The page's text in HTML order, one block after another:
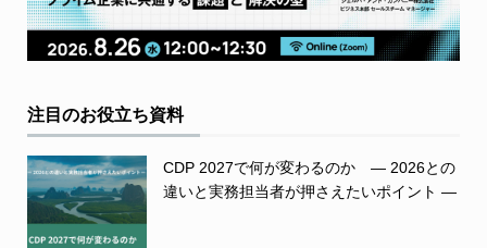
注目のお役立ち資料
CDP 2027で何が変わるのか ― 2026との
違いと実務担当者が押さえたいポイント ―